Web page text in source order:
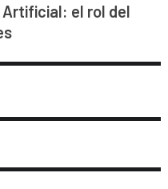
el rol del